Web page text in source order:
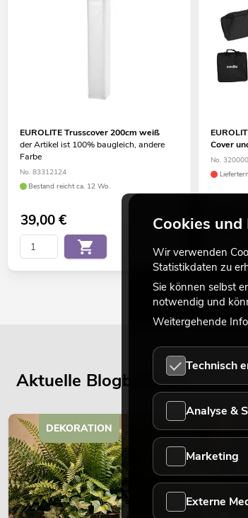
EUROLITE Trusscover 200cm weiß
der Artikel ist 100% baugleich, andere
Farbe
No. 83312124
Bestand reicht ca. 12 Wo.
39,00€
Cover
No.
Aktuelle Blogbeiträge
DEKORATION
Cookies
Wir verwenden
Statistikdaten zu
Sie können selbst
notwendig und
Weitergehende
Technisch
Analyse &
Marketing
Externe